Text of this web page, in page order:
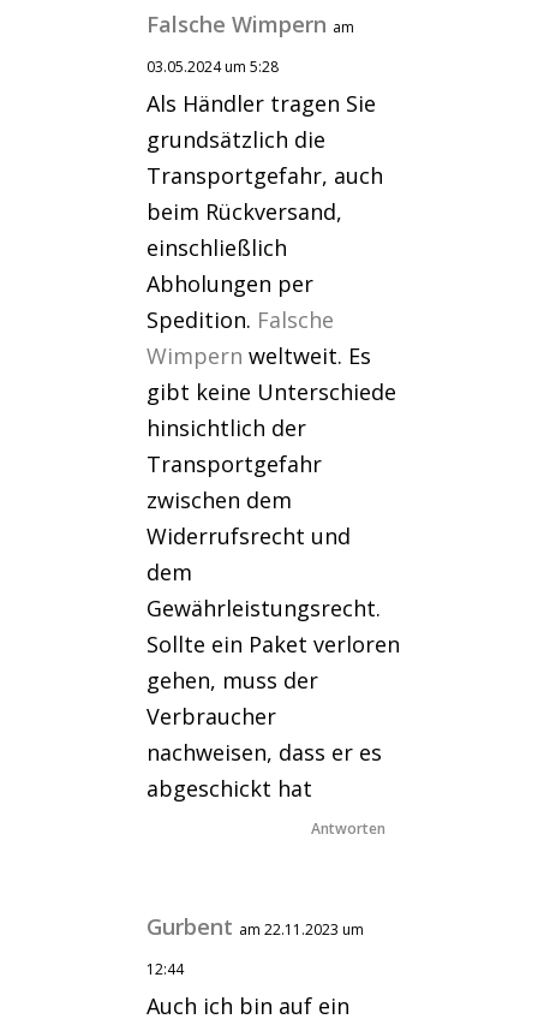
Falsche Wimpern am
03.05.2024 um 5:28
Als Händler tragen Sie
grundsätzlich die
Transportgefahr, auch
beim Rückversand,
einschließlich
Abholungen per
Spedition. Falsche
Wimpernweltweit. Es
gibt keine Unterschiede
hinsichtlich der
Transportgefahr
zwischen dem
Widerrufsrecht und
dem
Gewährleistungsrecht.
Sollte ein Paket verloren
gehen, muss der
Verbraucher
nachweisen, dass er es
abgeschickt hat
Antworten
Gurbent am 22.11.2023 um
12:44
Auch ich bin auf ein